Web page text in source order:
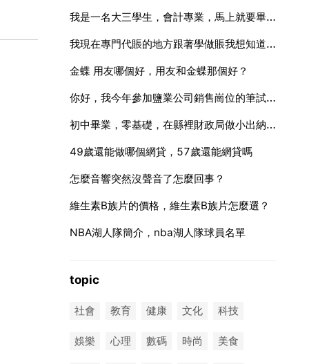
我是一名大三學生，會計專業，馬上就要畢業找實習單位。但我想升
我現在專門代賬的地方跟著學做賬我想知道最快多久能學出來到能去人家單位當會計最慢呢？我主要是想能
金蝶 用友哪個好，用友和金蝶那個好？
你好，我今年參加鹽業公司銷售崗位的筆試，請問你能告訴我筆試考
初中畢業，零基礎，在縣裡財政局做小出納，心裡有想法去市裡的事業單位，感覺確實異想天開了，怎麼辦？不
49歲還能做哪個網貸，57歲還能網貸嗎
怎麼音響突然沒聲音了怎麼回事？
維生素B族片的價格，維生素B族片怎麼選？
NBA湖人隊簡介，nba湖人隊球員名單
topic
社會 教育 健康 文化 科技
娛樂 心理 數碼 時尚 美食